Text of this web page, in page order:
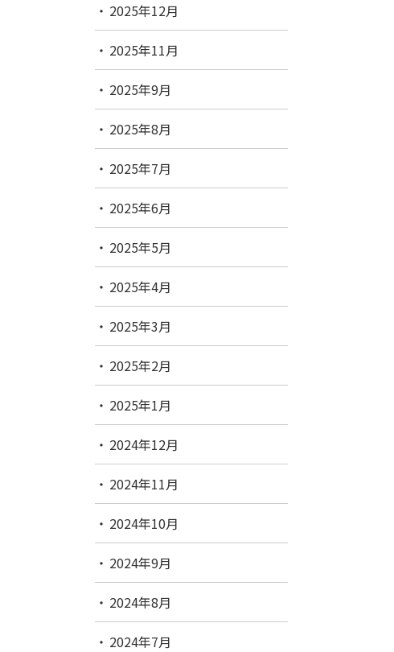
2025年12月
2025年11月
2025年9月
2025年8月
2025年7月
2025年6月
2025年5月
2025年4月
2025年3月
2025年2月
2025年1月
2024年12月
2024年11月
2024年10月
2024年9月
2024年8月
2024年7月